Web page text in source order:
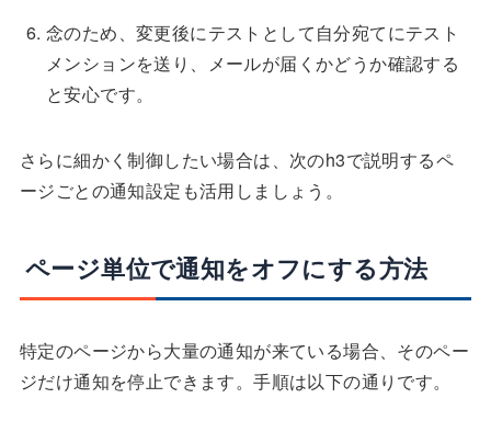
念のため、変更後にテストとして自分宛てにテスト
メンションを送り、メールが届くかどうか確認する
と安心です。
さらに細かく制御したい場合は、次のh3で説明するペ
ージごとの通知設定も活用しましょう。
ページ単位で通知をオフにする方法
特定のページから大量の通知が来ている場合、そのペー
ジだけ通知を停止できます。手順は以下の通りです。